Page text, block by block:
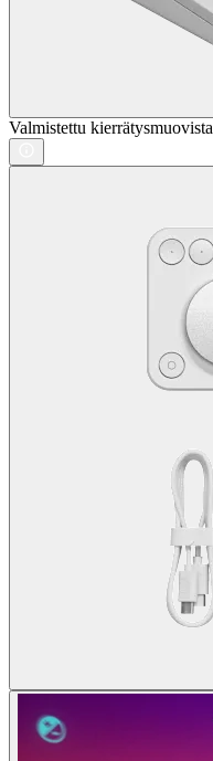
Valmistettu kierrätysmuovista